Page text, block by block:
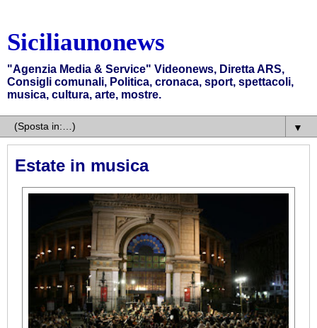
Siciliaunonews
"Agenzia Media & Service" Videonews, Diretta ARS,
Consigli comunali, Politica, cronaca, sport, spettacoli,
musica, cultura, arte, mostre.
▼
Estate in musica